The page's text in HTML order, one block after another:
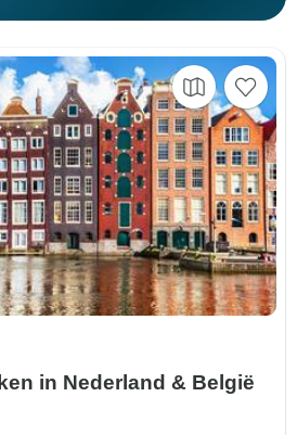
in Nederland & België